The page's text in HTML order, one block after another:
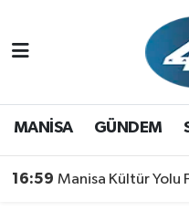
MANİSA GÜNDEM
16:59 Manisa Kültür Yolu Festivali'nde
GÜNDEM
Hava Durumu
Trafik Durumu